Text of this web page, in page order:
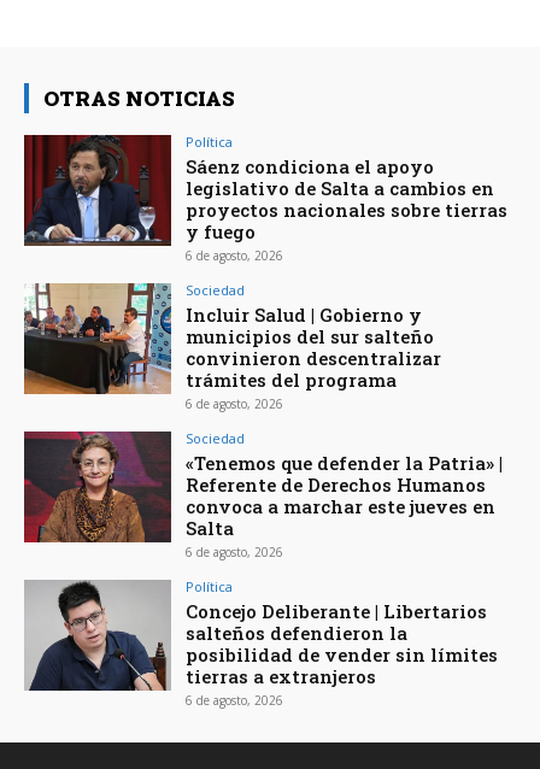
OTRAS NOTICIAS
Política
Sáenz condiciona el apoyo
legislativo de Salta a cambios en
proyectos nacionales sobre tierras
y fuego
6 de agosto, 2026
Sociedad
Incluir Salud | Gobierno y
municipios del sur salteño
convinieron descentralizar
trámites del programa
6 de agosto, 2026
Sociedad
«Tenemos que defender la Patria» |
Referente de Derechos Humanos
convoca a marchar este jueves en
Salta
6 de agosto, 2026
Política
Concejo Deliberante | Libertarios
salteños defendieron la
posibilidad de vender sin límites
tierras a extranjeros
6 de agosto, 2026